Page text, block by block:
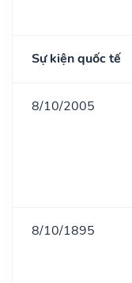
Sự kiện quốc tế
8/10/2005
8/10/1895